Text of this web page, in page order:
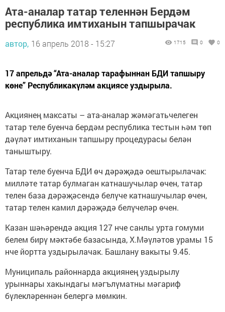
Ата-аналар татар теленнән Бердәм
республика имтиханын тапшырачак
автор, 16 апрель 2018 - 15:27 1715 0 0
17 апрельдә “Ата-аналар тарафыннан БДИ тапшыру
көне” Республикакүләм акциясе уздырыла.
Акциянең максаты – ата-аналар жәмәгатьчелеген
татар теле буенча бердәм республика тестын һәм төп
дәүләт имтиханын тапшыру процедурасы белән
таныштыру.
Татар теле буенча БДИ өч дәрәҗәдә оештырылачак:
милләте татар булмаган катнашучылар өчен, татар
телен база дәрәҗәсендә белүче катнашучылар өчен,
татар телен камил дәрәҗәдә белүчеләр өчен.
Казан шәһәрендә акция 127 нче санлы урта гомуми
белем бирү мәктәбе базасында, Х.Мәүләтов урамы 15
нче йортта уздырылачак. Башлану вакыты 9.45.
Муниципаль районнарда акциянең уздырылу
урыннары хакындагы мәгълүматны мәгариф
бүлекләреннән белергә мөмкин.